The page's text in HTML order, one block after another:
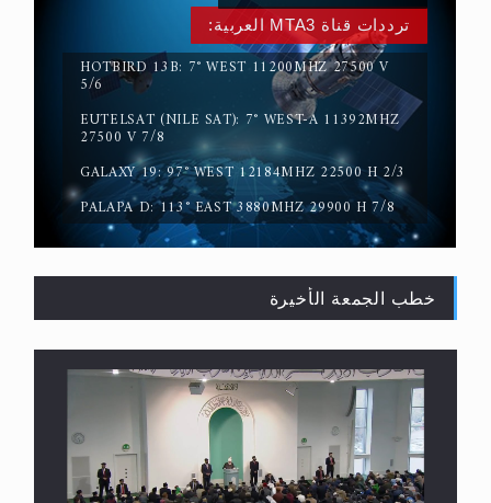
حقيقة المسيح الدجال
القرآن قاضٍ وحكمٌ على السنة ومهيمنٌ عليها.. ليس
العكس
ترددات قناة MTA3 العربية:
HOTBIRD 13B: 7° WEST 11200MHZ 27500 V
5/6
EUTELSAT (NILE SAT): 7° WEST-A 11392MHZ
27500 V 7/8
GALAXY 19: 97° WEST 12184MHZ 22500 H 2/3
PALAPA D: 113° EAST 3880MHZ 29900 H 7/8
خطب الجمعة الأخيرة